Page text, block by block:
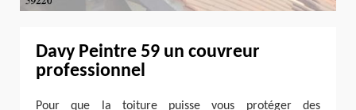
Davy Peintre 59 un couvreur
professionnel
Pour que la toiture puisse vous protéger des